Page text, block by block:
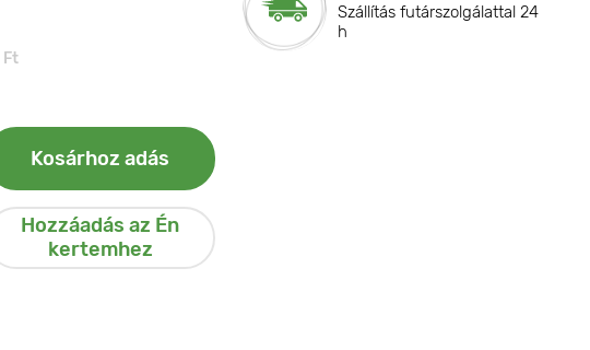
Ft
Kosárhoz adás
Hozzáadás az Én
kertemhez
Szállítás futárszolgálattal 24
h